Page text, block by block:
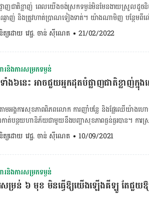
លាញ​​ជាតិ​ខ្លាញ់ ពេល​យើង​ចង់​ស្រក​ទម្ងន់​មិន​មែន​ងាយ​ស្រួល​ដូច​
ឆ្ងាញ់ និងត្រូវ​ហាត់​ប្រាណ​ទៀង​ទាត់។ យ៉ាង​ណា​មិញ បន្ថែម​ពី​ល
ក្នុង​រាងកាយ យើង​ក៏​អាច​ធ្វើ​បាន​នៅ​អំឡុង​ពេល​គេង​​ដែរ​ជាមួយ​
ន​Casein​ក្រឡុក ប្រតេអ៊ីន Casein ជាប្រភេទ​ម្សៅ​​ប្រូតេអ៊ីន​
នុង​រយៈ​ពេល ៦-៨​ម៉ោង។ នេះ​មាន​ន័យ​ថា ប្រព័ន្ធ​រំលាយ​អាហ
យើង​នឹង​ភ្ញាក់​ពី​គេង​មក​ដោយ​មាន​អារម្មណ៍​ស្រស់​ស្រាយ មាន​កម្
។ យើង​អាច​លាយ​ម្សៅ​ប្រូតេអ៊ីន​នេះ​ជាមួយទឹក និង​ក្រឡុក​ញ៉ាំ​ធម្មតា​។​ គណនា
េង​ឲ្យ​បាន​ច្រើន ការសិក្សាមួយដែលត្រូវបានចេញផ្សាយនៅ
ច្នេះ ហេតុអ្វី​បាន​ជា​ការ​គេង​ជួយ​ឲ្យ​យើង​រាង​ស្លីម? នេះ​គឺ​​ទ
យ​គ្រប់គ្រង​កម្រិត​ថាមពល និង​រក្សា​ចំណង់​អាហារ​របស់​យើង​
ហើយ​ជា​រឿយ​ៗ​ធ្វើ​ឲ្យ​យើង​ចេះ​តែ​ចង់​ញ៉ាំ​អាហារ។ លទ្ធផល​នៃ​ក
នៃ​សហរដ្ឋ​អាមេរិក​បាន​រក​ឃើញ​ថា អ្នក​គេង​បាន​
ត្យដោយ វេជ្ជ. ចាន់ ស៊ីណេត • 21/02/2022
រនិងការសម្រកទម្ងន់
ាំង៦នេះ អាច​ជួយ​អ្នក​ដុត​បំផ្លាញ​ជាតិ​ខ្លាញ់​ក្នុង​
ម​អង្គការ​សុខភាព​ពិភពលោក​ ការ​ញាំ​បន្លែ​ និង​ផ្លែ​ឈើ​យ៉ាង​ហ
ត់​បន្ថយ​ហានិភ័យ​ជា​មួយ​នឹង​បញ្ហា​សុខភាព​ធ្ងន់ធ្ងរ​បាន។ ការ​ស្រាវ​
ច​ជួយ​ដល់​ការ​សម្រក​ទម្ងន់​ដែរ។ ផ្លែ​ឈើ​ទាំង​៦ មុខ​នេះ​​អាច​ជួយ​គ្ន
ដោយ​សារ​តែ​៩០ ភាគរយ​របស់​វា​គឺ​ជា​ទឹក ​។ ផ្លែ​ឪឡឹក​មាន​ផ្ទុក​
ដែល​ល្អ​សម្រាប់​គ្នា​យើង​ដែល​មាន​បំណង​ក្នុង​ការ​សម្រក​ទម្ងន់។
ាឡូរី​ ប៉ុណ្ណោះ ហើយ​​ក៏​ជា​ប្រភព​នៃ amino អាស៊ីដ​ឬ​ហៅ​ថា
ខ្លាញ់​បាន​រហ័ស​ និង​ជួយ​រក្សា​ជាតិ​ទឹក​ក្នុង​ខ្លួន កាត់​បន្ថយ​ការ​ឃ្លា
ក​ គឺ​ជា​ផ្លែ​ឈើ​ដែល​សម្បូរ​ទៅ​ដោយ​សារ​ធាតុ​ចិញ្ចឹម មាន​ជាតិ​សរស
ត្យដោយ វេជ្ជ. ចាន់ ស៊ីណេត • 10/09/2021
រនិងការសម្រកទម្ងន់
សម្រន់ ៦ មុខ មិនធ្វើឱ្យយើងឡើងគីឡូ តែជួយ